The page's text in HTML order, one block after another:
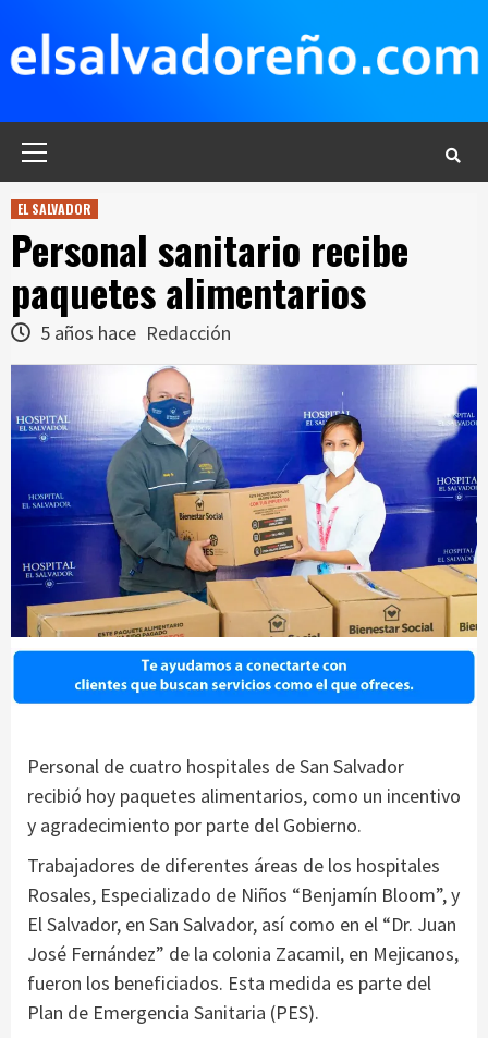
contenido
EL SALVADOR
Personal sanitario recibe
paquetes alimentarios
5 años hace Redacción
Personal de cuatro hospitales de San Salvador
recibió hoy paquetes alimentarios, como un incentivo
y agradecimiento por parte del Gobierno.
Trabajadores de diferentes áreas de los hospitales
Rosales, Especializado de Niños “Benjamín Bloom”, y
El Salvador, en San Salvador, así como en el “Dr. Juan
José Fernández” de la colonia Zacamil, en Mejicanos,
fueron los beneficiados. Esta medida es parte del
Plan de Emergencia Sanitaria (PES).